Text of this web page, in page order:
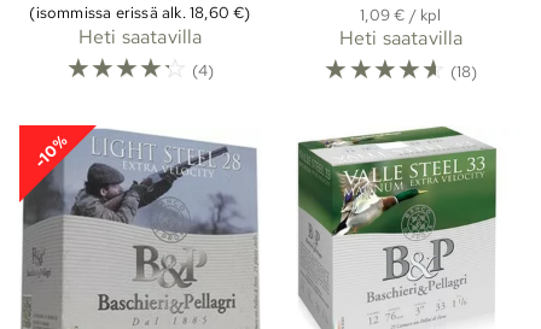
(isommissa erissä alk. 18,60 €)
Heti saatavilla
☆☆☆☆☆ (4)
1,09 € / kpl
Heti saatavilla
☆☆☆☆☆ (18)
-10%